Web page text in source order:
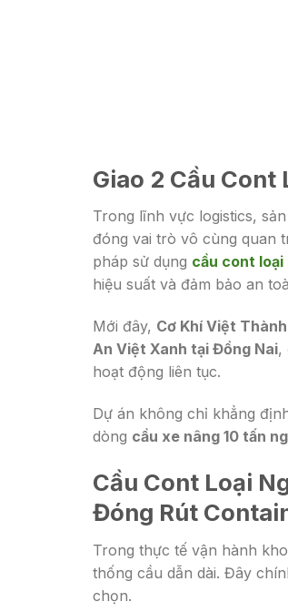
Giao 2 Cầu Cont
Trong lĩnh vực logistics,
đóng vai trò vô cùng quan
pháp sử dụng cầu cont loại
hiệu suất và đảm bảo an
Mới đây, Cơ Khí Việt Thành
An Việt Xanh tại Đồng Nai,
hoạt động liên tục.
Dự án không chỉ khẳng
dòng cầu xe nâng 10 tấn
Cầu Cont Loại
Đóng Rút
Trong thực tế vận hành
thống cầu dẫn dài. Đây
chọn.